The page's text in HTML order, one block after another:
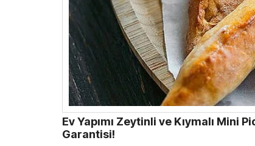
Ev Yapımı Zeytinli ve Kıymalı Mini
Garantisi!